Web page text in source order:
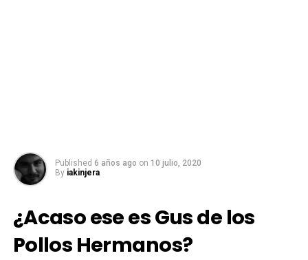
Published 6 años ago on 10 julio, 2020
By iakinjera
¿Acaso ese es Gus de los
Pollos Hermanos?